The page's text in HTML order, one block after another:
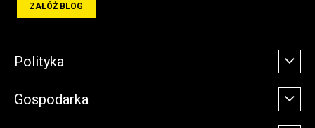
ZAŁÓŻ BLOG
Polityka
Gospodarka